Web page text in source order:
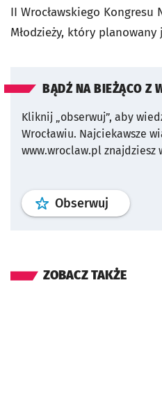
II Wrocławskiego Kongresu
Młodzieży, który
BĄDŹ NA BIEŻĄCO Z
Kliknij „obserwuj”, aby
Wrocławiu. Najciekawsze
www.wroclaw.pl znajdziesz
Obserwuj profil
ZOBACZ TAKŻE